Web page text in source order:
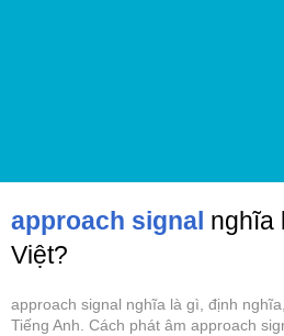
approach signal nghĩa
Việt?
approach signal nghĩa là gì, định
Tiếng Anh. Cách phát âm approach